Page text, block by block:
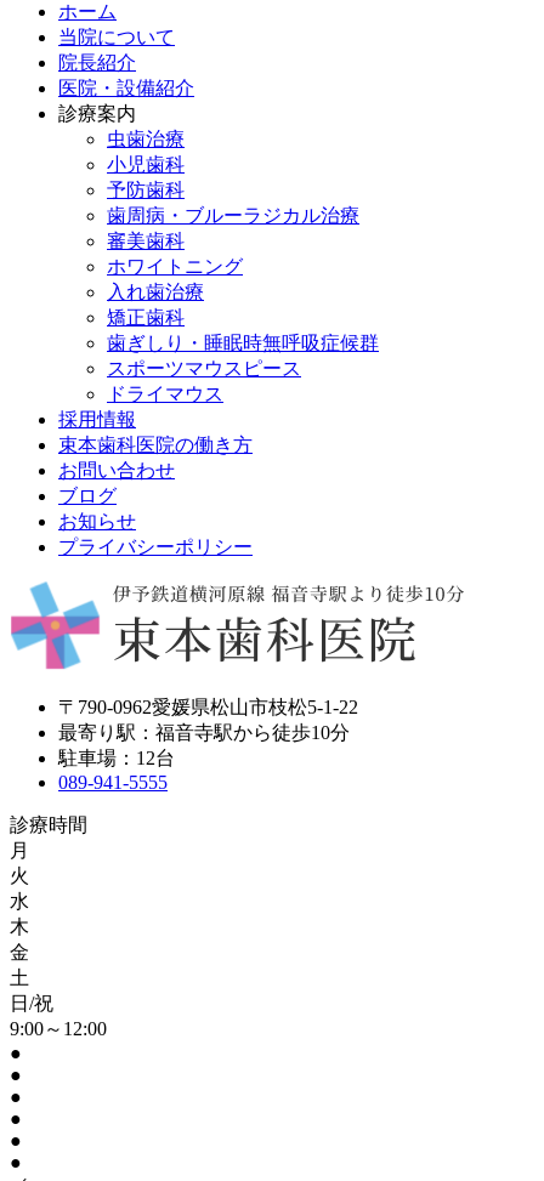
ホーム
当院について
院長紹介
医院・設備紹介
診療案内
虫歯治療
小児歯科
予防歯科
歯周病・ブルーラジカル治療
審美歯科
ホワイトニング
入れ歯治療
矯正歯科
歯ぎしり・睡眠時無呼吸症候群
スポーツマウスピース
ドライマウス
採用情報
束本歯科医院の働き方
お問い合わせ
ブログ
お知らせ
プライバシーポリシー
〒790-0962愛媛県松山市枝松5-1-22
最寄り駅：福音寺駅から徒歩10分
駐車場：12台
089-941-5555
診療時間
月
火
水
木
金
土
日/祝
9:00～12:00
●
●
●
●
●
●